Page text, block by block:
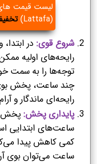
لیست قیمت های
(Lattafa)
تخفیف
شروع قوی: در
رایحه‌های اولیه
توجه‌ها را به سمت
چند ساعت، پخش
رایحه‌ای ماندگار و
پایداری پخش: پخش
ساعت‌های ابتدایی
کمی کاهش پیدا
ساعت می‌توان بوی